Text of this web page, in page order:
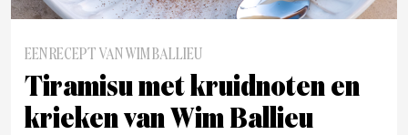
EEN RECEPT VAN WIM BALLIEU
Tiramisu met kruidnoten en
krieken van Wim Ballieu